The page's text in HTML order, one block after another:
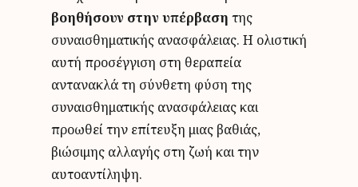
βοηθήσουν στην υπέρβαση της
συναισθηματικής ανασφάλειας. Η ολιστική
αυτή προσέγγιση στη θεραπεία
αντανακλά τη σύνθετη φύση της
συναισθηματικής ανασφάλειας και
προωθεί την επίτευξη μιας βαθιάς,
βιώσιμης αλλαγής στη ζωή και την
αυτοαντίληψη.